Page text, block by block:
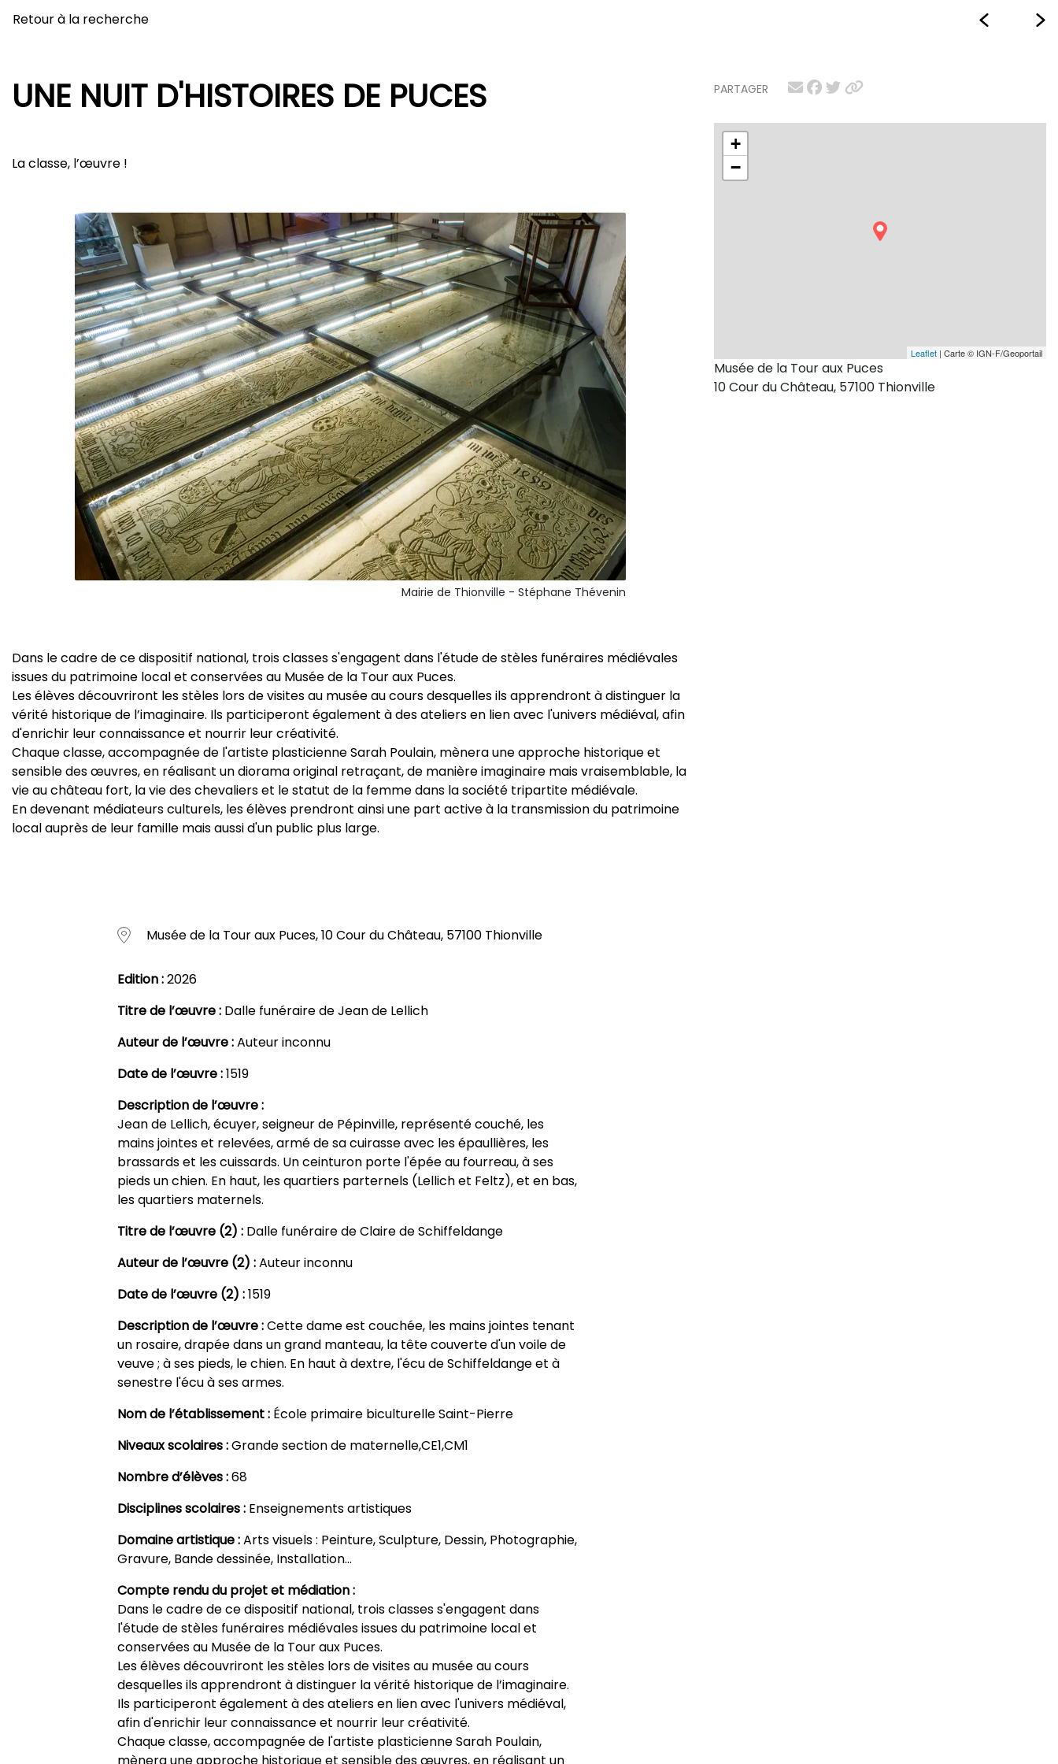
Retour à la recherche
PARTAGER
+
−
Leaflet | Carte © IGN-F/Geoportail
Musée de la Tour aux Puces
10 Cour du Château, 57100 Thionville
UNE NUIT D'HISTOIRES DE PUCES
La classe, l’œuvre !
Mairie de Thionville - Stéphane Thévenin
Dans le cadre de ce dispositif national, trois classes s'engagent dans l'étude de stèles funéraires médiévales
issues du patrimoine local et conservées au Musée de la Tour aux Puces.
Les élèves découvriront les stèles lors de visites au musée au cours desquelles ils apprendront à distinguer la
vérité historique de l’imaginaire. Ils participeront également à des ateliers en lien avec l'univers médiéval, afin
d'enrichir leur connaissance et nourrir leur créativité.
Chaque classe, accompagnée de l'artiste plasticienne Sarah Poulain, mènera une approche historique et
sensible des œuvres, en réalisant un diorama original retraçant, de manière imaginaire mais vraisemblable, la
vie au château fort, la vie des chevaliers et le statut de la femme dans la société tripartite médiévale.
En devenant médiateurs culturels, les élèves prendront ainsi une part active à la transmission du patrimoine
local auprès de leur famille mais aussi d'un public plus large.
Musée de la Tour aux Puces, 10 Cour du Château, 57100 Thionville
Edition :2026
Titre de l’œuvre : Dalle funéraire de Jean de Lellich
Auteur de l’œuvre :Auteur inconnu
Date de l’œuvre :1519
Description de l’œuvre :
Jean de Lellich, écuyer, seigneur de Pépinville, représenté couché, les
mains jointes et relevées, armé de sa cuirasse avec les épaullières, les
brassards et les cuissards. Un ceinturon porte l'épée au fourreau, à ses
pieds un chien. En haut, les quartiers parternels (Lellich et Feltz), et en bas,
les quartiers maternels.
Titre de l’œuvre (2) : Dalle funéraire de Claire de Schiffeldange
Auteur de l’œuvre (2) :Auteur inconnu
Date de l’œuvre (2) :1519
Description de l’œuvre :Cette dame est couchée, les mains jointes tenant
un rosaire, drapée dans un grand manteau, la tête couverte d'un voile de
veuve ; à ses pieds, le chien. En haut à dextre, l'écu de Schiffeldange et à
senestre l'écu à ses armes.
Nom de l’établissement : École primaire biculturelle Saint-Pierre
Niveaux scolaires :Grande section de maternelle,CE1,CM1
Nombre d’élèves :68
Disciplines scolaires : Enseignements artistiques
Domaine artistique :Arts visuels : Peinture, Sculpture, Dessin, Photographie,
Gravure, Bande dessinée, Installation…
Compte rendu du projet et médiation :
Dans le cadre de ce dispositif national, trois classes s'engagent dans
l'étude de stèles funéraires médiévales issues du patrimoine local et
conservées au Musée de la Tour aux Puces.
Les élèves découvriront les stèles lors de visites au musée au cours
desquelles ils apprendront à distinguer la vérité historique de l’imaginaire.
Ils participeront également à des ateliers en lien avec l'univers médiéval,
afin d'enrichir leur connaissance et nourrir leur créativité.
Chaque classe, accompagnée de l'artiste plasticienne Sarah Poulain,
mènera une approche historique et sensible des œuvres, en réalisant un